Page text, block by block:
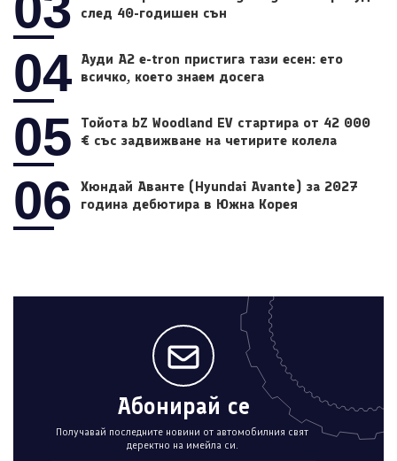
след 40-годишен сън
04 Ауди A2 e-tron пристига тази есен: ето
всичко, което знаем досега
05
Тойота bZ Woodland EV стартира от 42 000
€ със задвижване на четирите колела
06
Хюндай Аванте (Hyundai Avante) за 2027
година дебютира в Южна Корея
Абонирай се
Получавай последните новини от автомобилния свят
деректно на имейла си.